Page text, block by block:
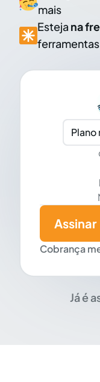
mais
Esteja na
ferramentas
Plano
Cobrança
Assinar
Já é